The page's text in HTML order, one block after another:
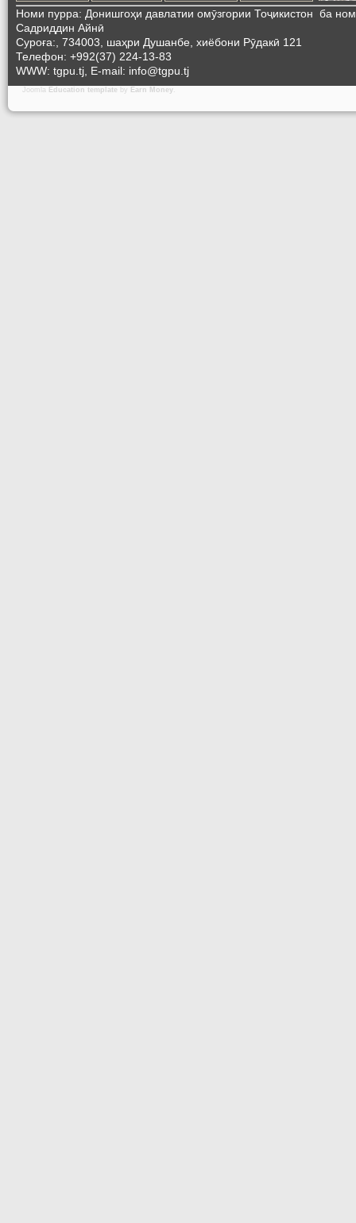
Номи пурра: Донишгоҳи давлатии омӯзгории Тоҷикистон ба
Садриддин Айнӣ
Суроға:, 734003, шаҳри Душанбе, хиёбони Рӯдакӣ 121
Телефон: +992(37) 224-13-83
WWW: tgpu.tj, E-mail: info@tgpu.tj
Joomla Education template by Earn Money